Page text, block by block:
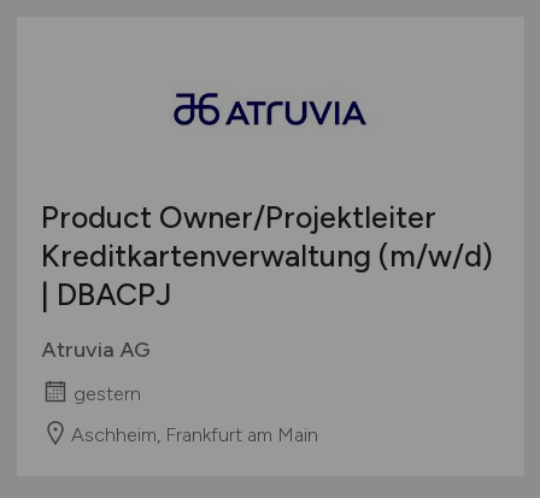
Product Owner/Projektleiter
Kreditkartenverwaltung (m/w/d)
| DBACPJ
Atruvia AG
gestern
Aschheim, Frankfurt am Main